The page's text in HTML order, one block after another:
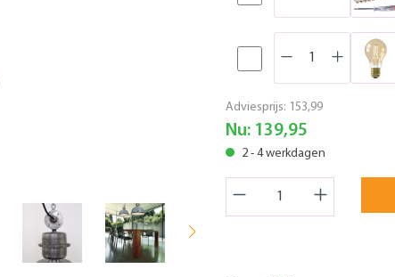
Adviesprijs: 153,99
Nu: 139,95
2 - 4 werkdagen